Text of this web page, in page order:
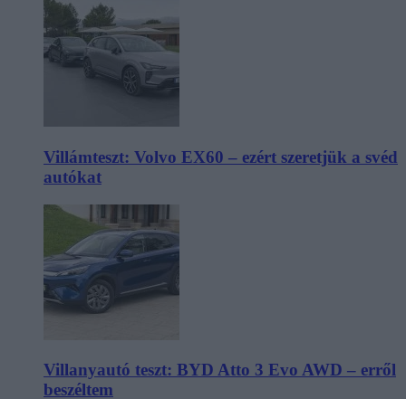
Villámteszt: Volvo EX60 – ezért szeretjük a svéd
autókat
Villanyautó teszt: BYD Atto 3 Evo AWD – erről
beszéltem